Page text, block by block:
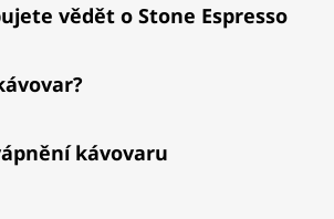
vědět o Stone Espresso
kávovaru